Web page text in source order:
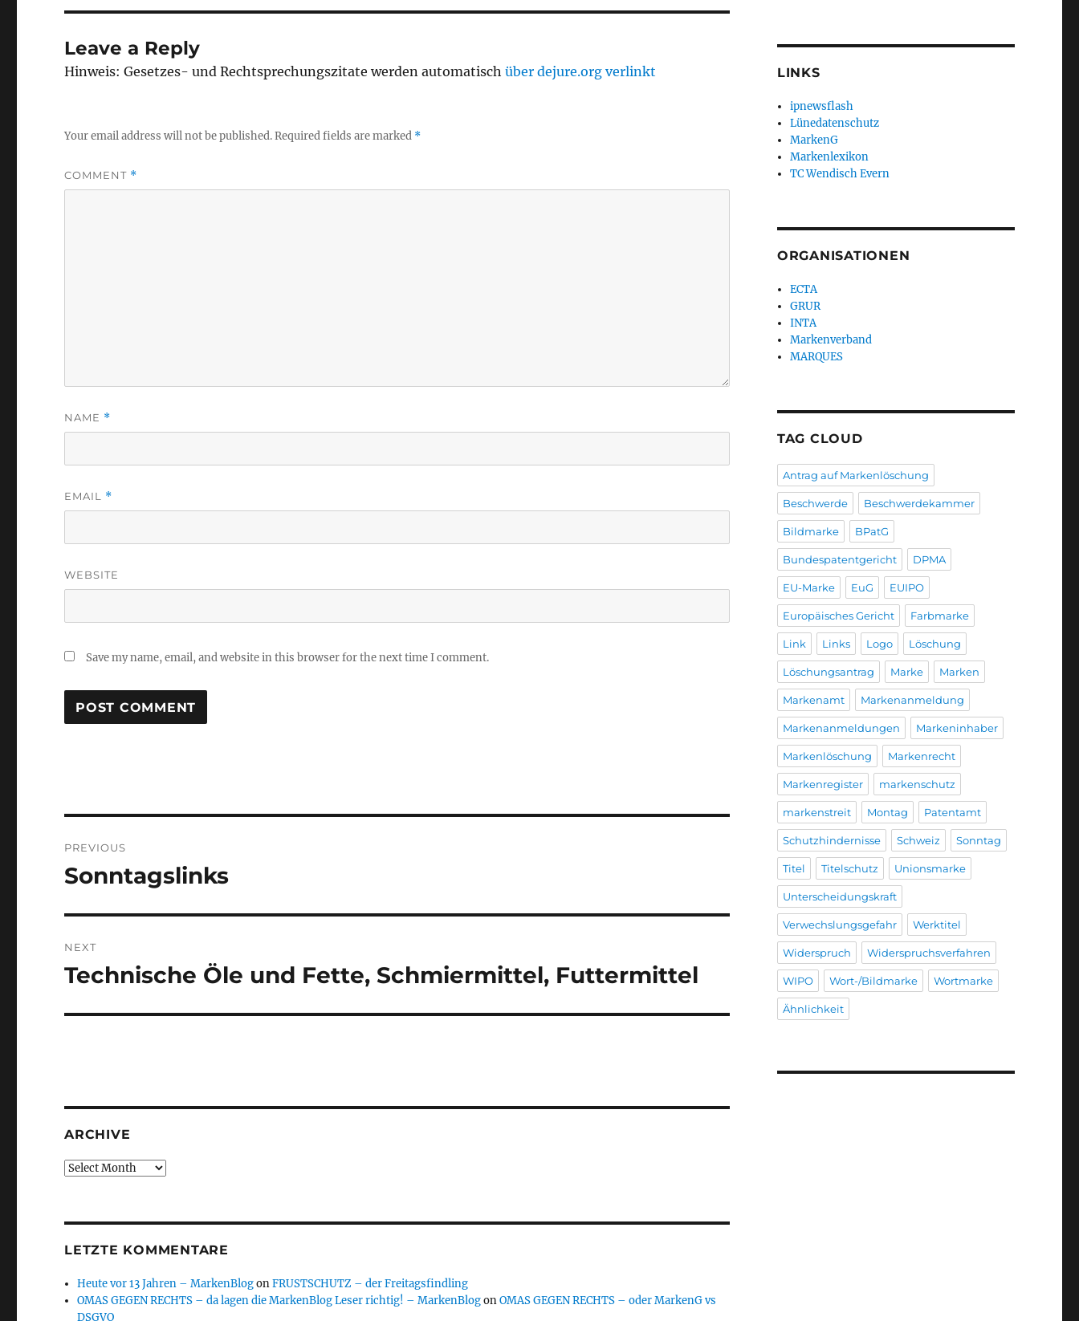
Leave a Reply
Hinweis: Gesetzes- und Rechtsprechungszitate werden automatischüber dejure.org verlinkt
Your email address will not be published.Required fields are marked *
COMMENT *
NAME *
EMAIL *
WEBSITE
Save my name, email, and website in this browser for the next time I comment.
navigation
PREVIOUS
Previous
Sonntagslinks
NEXT
Next
Technische Öle und Fette, Schmiermittel, Futtermittel
ARCHIVE
Archive
LETZTE KOMMENTARE
Heute vor 13 Jahren – MarkenBlogonFRUSTSCHUTZ – der Freitagsfindling
OMAS GEGEN RECHTS – da lagen die MarkenBlog Leser richtig! – MarkenBlogonOMAS GEGEN RECHTS – oder MarkenG vs
DSGVO
LINKS
ipnewsflash
Lünedatenschutz
MarkenG
Markenlexikon
TC Wendisch Evern
ORGANISATIONEN
ECTA
GRUR
INTA
Markenverband
MARQUES
TAG CLOUD
Antrag auf Markenlöschung
Beschwerde Beschwerdekammer
Bildmarke BPatG
Bundespatentgericht DPMA
EU-Marke EuG EUIPO
Europäisches Gericht Farbmarke
Link Links Logo Löschung
Löschungsantrag Marke Marken
Markenamt Markenanmeldung
Markenanmeldungen Markeninhaber
Markenlöschung Markenrecht
Markenregister markenschutz
markenstreit Montag Patentamt
Schutzhindernisse Schweiz Sonntag
Titel Titelschutz Unionsmarke
Unterscheidungskraft
Verwechslungsgefahr Werktitel
Widerspruch Widerspruchsverfahren
WIPO Wort-/Bildmarke Wortmarke
Ähnlichkeit